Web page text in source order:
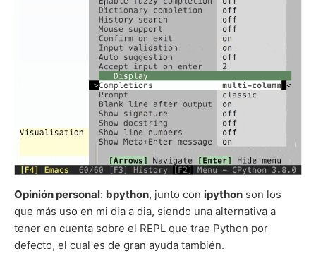
Opinión personal: bpython, junto con ipython son los
que más uso en mi dia a dia, siendo una alternativa a
tener en cuenta sobre el REPL que trae Python por
defecto, el cual es de gran ayuda también.